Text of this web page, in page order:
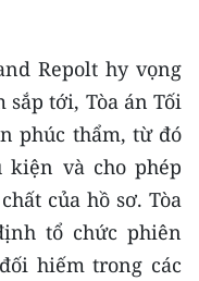
Repolt hy vọng
tới, Tòa án Tối
phúc thẩm, từ đó
và cho phép
của hồ sơ. Tòa
tổ chức phiên
hiếm trong các